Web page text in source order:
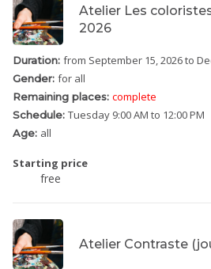
Atelier Les
2026
Duration: from September 15, 2026to
Gender: for all
Remaining places: complete
Schedule: Tuesday 9:00 AM to 12:00 PM
Age: all
Starting price
free
Atelier Contraste